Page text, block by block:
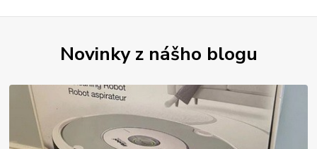
Novinky z nášho blogu